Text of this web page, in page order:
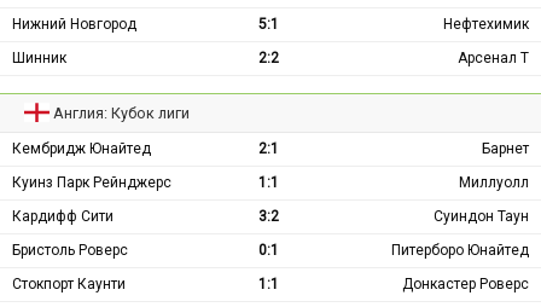
Нижний Новгород
5:1
Нефтехимик
Шинник
2:2 Арсенал Т
Англия: Кубок лиги
Кембридж Юнайтед 2:1
Барнет
Куинз Парк Рейнджерс
1:1
Миллуолл
Кардифф Сити
3:2
Суиндон Таун
Бристоль Роверс
0:1
Питерборо Юнайтед
Стокпорт Каунти
1:1
Донкастер Роверс